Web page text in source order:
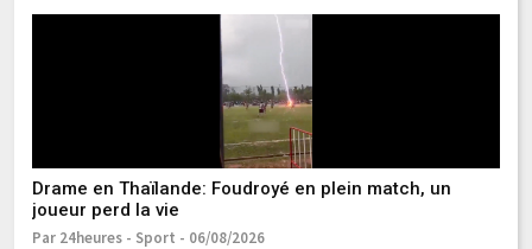
Drame en Thaïlande: Foudroyé en plein match, un
joueur perd la vie
Par 24heures - Sport - 06/08/2026